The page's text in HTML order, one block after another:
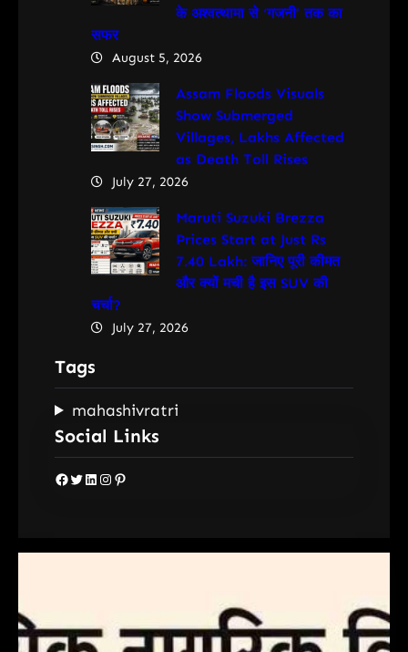
के अश्वत्थामा से ‘गजनी’ तक का
सफर
August 5, 2026
Assam Floods Visuals
Show Submerged
Villages, Lakhs Affected
as Death Toll Rises
July 27, 2026
Maruti Suzuki Brezza
Prices Start at Just Rs
7.40 Lakh: जानिए पूरी कीमत
और क्यों मची है इस SUV की
चर्चा?
July 27, 2026
Tags
mahashivratri
Social Links
Facebook Twitter LinkedIn Instagram Pinterest